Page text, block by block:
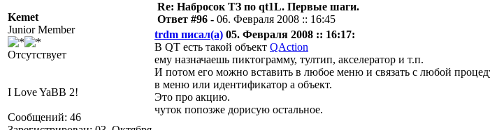
Kemet
Junior Member
Отсутствует
I Love YaBB 2!
Сообщений: 46
Re: Набросок ТЗ по qt1L. Первые шаги.
Ответ #96 - 06. Февраля 2008 :: 16:45
trdm писал(а) 05. Февраля 2008 :: 16:17:
В QT есть такой объект QAction
ему назначаешь пиктограмму, тултип, акселератор и т.п.
И потом его можно вставить в любое меню и связать с любой
в меню или идентификатор а объект.
Это про акцию.
чуток попозже дорисую остальное.